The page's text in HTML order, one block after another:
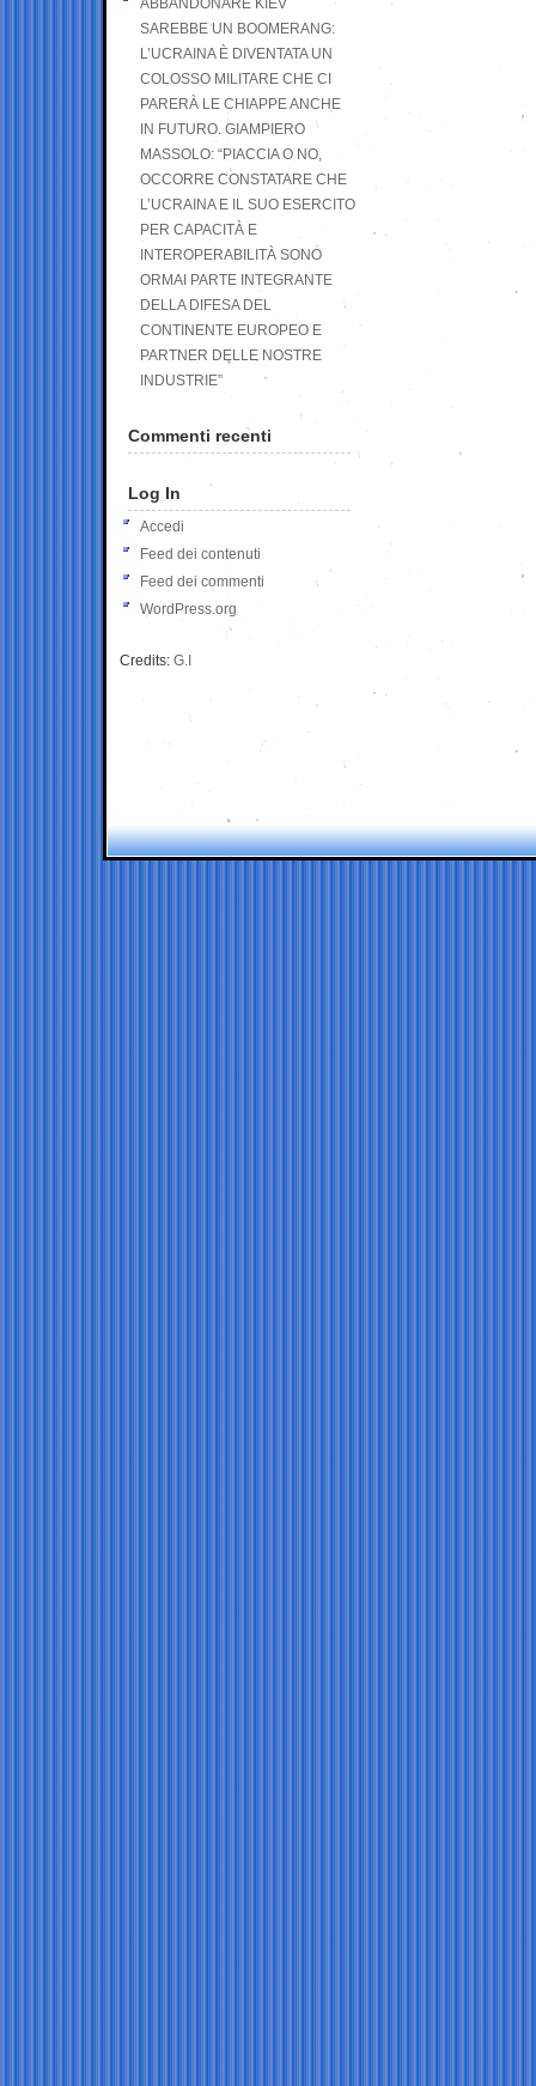
ABBANDONARE KIEV
SAREBBE UN BOOMERANG:
L’UCRAINA È DIVENTATA UN
COLOSSO MILITARE CHE CI
PARERÀ LE CHIAPPE ANCHE
IN FUTURO. GIAMPIERO
MASSOLO: “PIACCIA O NO,
OCCORRE CONSTATARE CHE
L’UCRAINA E IL SUO ESERCITO
PER CAPACITÀ E
INTEROPERABILITÀ SONO
ORMAI PARTE INTEGRANTE
DELLA DIFESA DEL
CONTINENTE EUROPEO E
PARTNER DELLE NOSTRE
INDUSTRIE”
Commenti recenti
Log In
Accedi
Feed dei contenuti
Feed dei commenti
WordPress.org
Credits: G.I